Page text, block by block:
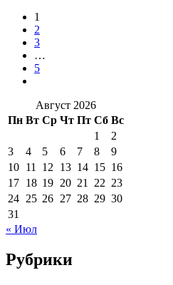
1
2
3
…
5
Август 2026
Пн Вт Ср Чт Пт Сб Вс
1
2
3
4 5 6 7 8
9
10 11 12 13 14 15 16
17 18 19 20 21 22 23
24 25 26 27 28 29 30
31
« Июл
Рубрики